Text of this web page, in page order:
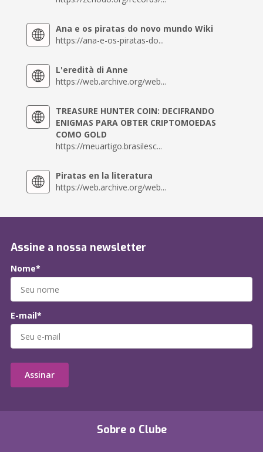
Ana e os piratas do novo mundo Wiki
https://ana-e-os-piratas-do...
L'eredità di Anne
https://web.archive.org/web...
TREASURE HUNTER COIN: DECIFRANDO
ENIGMAS PARA OBTER CRIPTOMOEDAS
COMO GOLD
https://meuartigo.brasilesc...
Piratas en la literatura
https://web.archive.org/web...
Sobre o Clube
Assine a nossa newsletter
Nome*
E-mail*
Assinar